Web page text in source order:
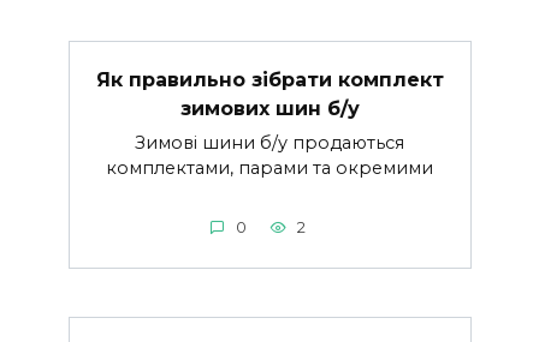
Як правильно зібрати комплект
зимових шин б/у
Зимові шини б/у продаються
комплектами, парами та окремими
0 2